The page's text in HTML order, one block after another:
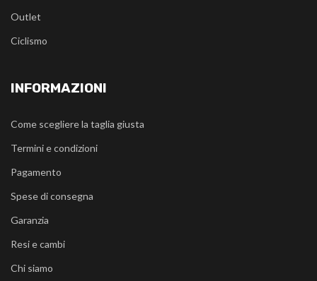
Outlet
Ciclismo
INFORMAZIONI
Come scegliere la taglia giusta
Termini e condizioni
Pagamento
Spese di consegna
Garanzia
Resi e cambi
Chi siamo